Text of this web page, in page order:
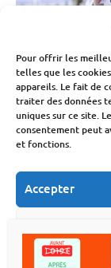
Pour offrir les
telles que les
appareils. Le fait de
traiter des données
uniques sur ce site.
consentement peut
et fonctions.
Accepter
Voir les
Assurance
Assurance
réchauffement
climatique fait
les cotisations,
découvrez les
le plus
Fabien Monvoisin